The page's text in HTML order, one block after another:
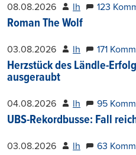
08.08.2026 lh 123
Roman The Wolf
03.08.2026 lh 171
Herzstück des Ländle-
ausgeraubt
04.08.2026 lh 95
UBS-Rekordbusse: Fall
03.08.2026 lh 63